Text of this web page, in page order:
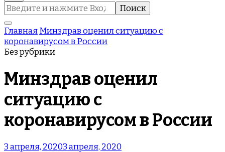
Найти:
ГлавнаяМинздрав оценил ситуацию с
коронавирусом в России
Без рубрики
Минздрав оценил
ситуацию с
коронавирусом в России
3 апреля, 20203 апреля, 2020